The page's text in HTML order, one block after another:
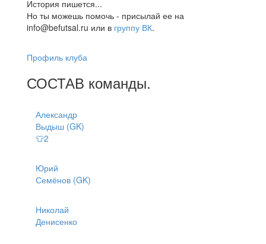
История пишется...
Но ты можешь помочь - присылай ее на
info@befutsal.ru или в группу ВК.
Профиль клуба
СОСТАВ команды.
Александр
Выдыш (GK)
👕2
Юрий
Семёнов (GK)
Николай
Денисенко